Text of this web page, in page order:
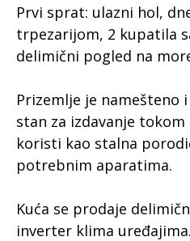
Prvi sprat: ulazni hol,
trpezarijom, 2 kupatila
delimični pogled na
Prizemlje je
stan za izdavanje
koristi kao stalna
potrebnim aparatima.
Kuća se prodaje
inverter klima